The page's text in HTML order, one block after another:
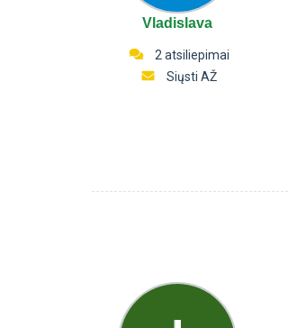
Vladislava
2 atsiliepimai
Siųsti AŽ